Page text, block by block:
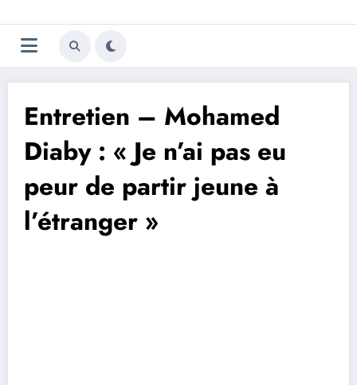
au
contenu
Trivela
L'actualité du football
Entretien – Mohamed
Diaby : « Je n’ai pas eu
peur de partir jeune à
l’étranger »